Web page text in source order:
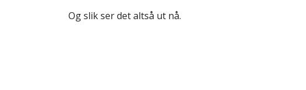
Og slik ser det altså ut nå.